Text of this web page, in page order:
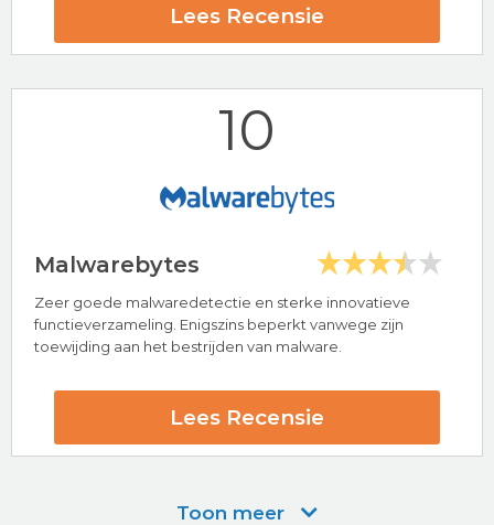
24/7 klantenserviceLees Recensie
Hoogtepunten
24/7 klantenservice
10
Malwarebytes
Zeer goede malwaredetectie en sterke innovatieve
functieverzameling. Enigszins beperkt vanwege zijn
toewijding aan het bestrijden van malware.
Lees Recensie
Toon meer